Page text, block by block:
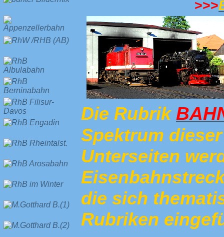
>>>
Die Rubrik
Spektrum
Unterseiten
die sich
Rubriken